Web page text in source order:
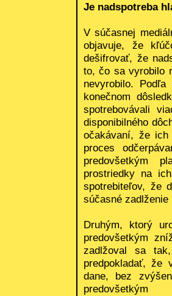
Je nadspotreba
V súčasnej
objavuje, že
dešifrovať, že
to, čo sa vyrobilo
nevyrobilo.
konečnom
spotrebovávali
disponibilného
očakávaní, že
proces
predovšetkým
prostriedky na
spotrebiteľov, že
súčasné
Druhým, ktorý
predovšetkým
zadlžoval sa
predpokladať, že
dane, bez
predovšetkým